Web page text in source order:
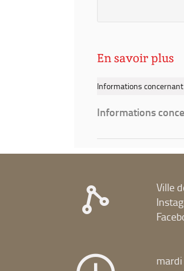
En savoir plus
Informations
Informations
Ville